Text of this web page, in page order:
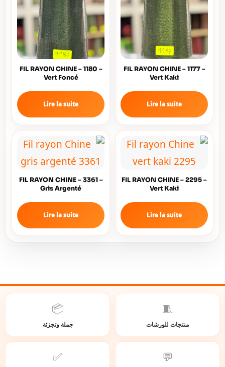
FIL RAYON CHINE – 1177 –
Vert Kaki
Lire la suite
FIL RAYON CHINE – 1180 –
Vert Foncé
Lire la suite
FIL RAYON CHINE – 2295 –
Vert Kaki
Lire la suite
FIL RAYON CHINE – 3361 –
Gris Argenté
Lire la suite
🧵
منتجات للورشات
📦
جملة وتجزئة
💬
✅